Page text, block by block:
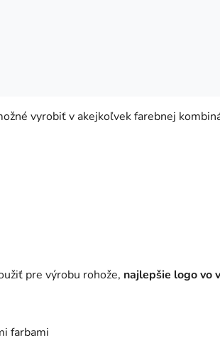
vyrobiť v akejkoľvek farebnej
pre výrobu rohože, najlepšie logo vo
farbami